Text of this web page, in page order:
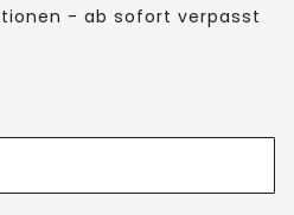
- ab sofort verpasst